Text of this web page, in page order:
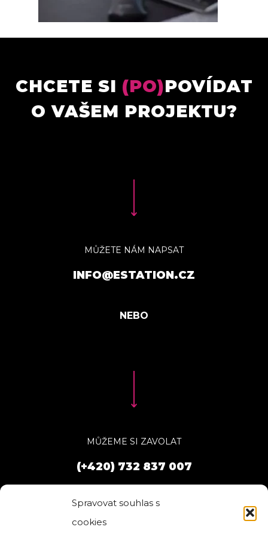
Spravovat souhlas s
cookies
CHCETE SI (PO)POVÍDAT
O VAŠEM PROJEKTU?
MŮŽETE NÁM NAPSAT
INFO@ESTATION.CZ
MŮŽEME SI ZAVOLAT
(+420) 732 837 007